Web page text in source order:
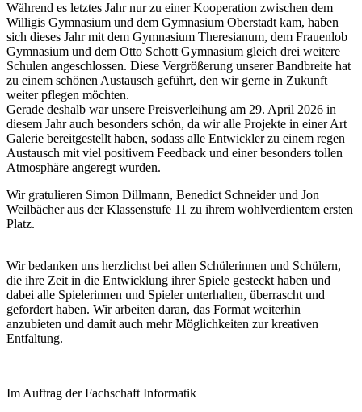
Während es letztes Jahr nur zu einer Kooperation zwischen dem
Willigis Gymnasium und dem Gymnasium Oberstadt kam, haben
sich dieses Jahr mit dem Gymnasium Theresianum, dem Frauenlob
Gymnasium und dem Otto Schott Gymnasium gleich drei weitere
Schulen angeschlossen. Diese Vergrößerung unserer Bandbreite hat
zu einem schönen Austausch geführt, den wir gerne in Zukunft
weiter pflegen möchten.
Gerade deshalb war unsere Preisverleihung am 29. April 2026 in
diesem Jahr auch besonders schön, da wir alle Projekte in einer Art
Galerie bereitgestellt haben, sodass alle Entwickler zu einem regen
Austausch mit viel positivem Feedback und einer besonders tollen
Atmosphäre angeregt wurden.
Wir gratulieren Simon Dillmann, Benedict Schneider und Jon
Weilbächer aus der Klassenstufe 11 zu ihrem wohlverdientem ersten
Platz.
Wir bedanken uns herzlichst bei allen Schülerinnen und Schülern,
die ihre Zeit in die Entwicklung ihrer Spiele gesteckt haben und
dabei alle Spielerinnen und Spieler unterhalten, überrascht und
gefordert haben. Wir arbeiten daran, das Format weiterhin
anzubieten und damit auch mehr Möglichkeiten zur kreativen
Entfaltung.
Im Auftrag der Fachschaft Informatik